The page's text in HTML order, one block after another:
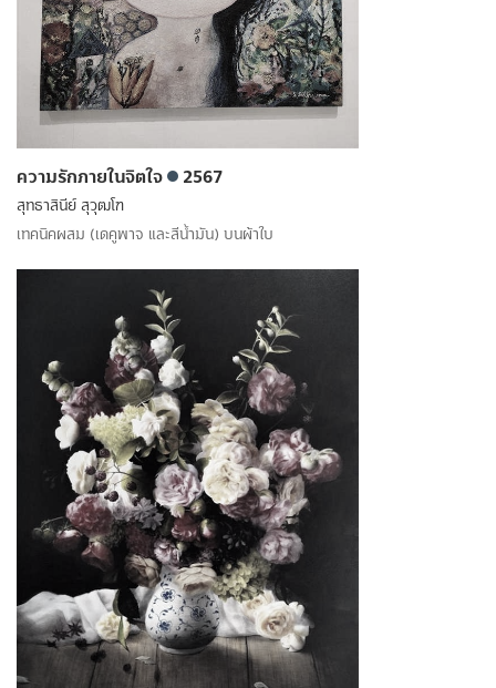
ความรักภายในจิตใจ 2567
สุทธาสินีย์ สุวุฒโฑ
เทคนิคผสม (เดคูพาจ และสีน้ำมัน) บนผ้าใบ